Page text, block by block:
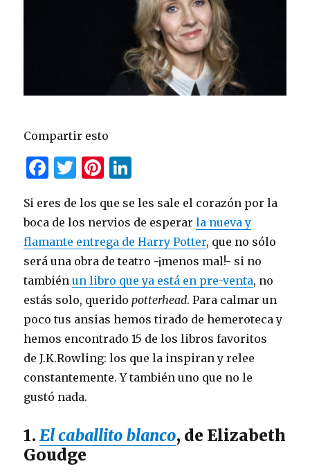
Compartir esto
F
c
e
b
o
o
k
T
it
te
r
Pi
te
re
st
k
e
dI
n
Si eres de los que se les sale el corazón por la
boca de los nervios de esperarla nueva y
flamante entrega de Harry Potter, que no sólo
será una obra de teatro -¡menos mal!- si no
tambiénun libro que ya está en pre-venta, no
estás solo, querido potterhead. Para calmar un
poco tus ansias hemos tirado de hemeroteca y
hemos encontrado 15 de los libros favoritos
de J.K.Rowling: los que la inspiran y relee
constantemente. Y también uno que no le
gustó nada.
1.El caballito blanco, de Elizabeth
Goudge